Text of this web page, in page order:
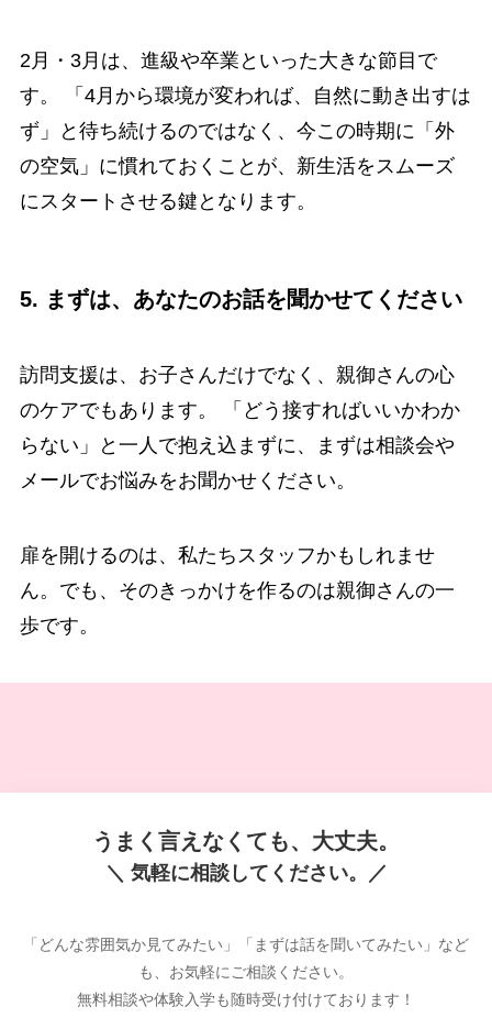
2月・3月は、進級や卒業といった大きな節目で
す。 「4月から環境が変われば、自然に動き出すは
ず」と待ち続けるのではなく、今この時期に「外
の空気」に慣れておくことが、新生活をスムーズ
にスタートさせる鍵となります。
5. まずは、あなたのお話を聞かせてください
訪問支援は、お子さんだけでなく、親御さんの心
のケアでもあります。 「どう接すればいいかわか
らない」と一人で抱え込まずに、まずは相談会や
メールでお悩みをお聞かせください。
扉を開けるのは、私たちスタッフかもしれませ
ん。でも、そのきっかけを作るのは親御さんの一
歩です。
うまく言えなくても、大丈夫。
＼ 気軽に相談してください。／
「どんな雰囲気か見てみたい」「まずは話を聞いてみたい」など
も、お気軽にご相談ください。
無料相談や体験入学も随時受け付けております！